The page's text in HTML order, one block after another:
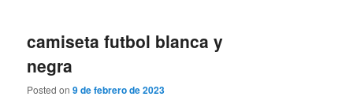
camiseta futbol blanca y
negra
Posted on9 de febrero de 2023